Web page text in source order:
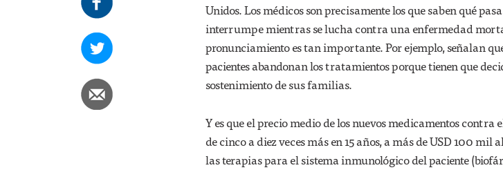
Unidos. Los médicos son precisamente los que saben qué
interrumpe mientras se lucha contra una enfermedad
pronunciamiento es tan importante. Por ejemplo, señalan
pacientes abandonan los tratamientos porque tienen que
sostenimiento de sus familias.
Y es que el precio medio de los nuevos medicamentos contra
de cinco a diez veces más en 15 años, a más de USD 100
las terapias para el sistema inmunológico del paciente